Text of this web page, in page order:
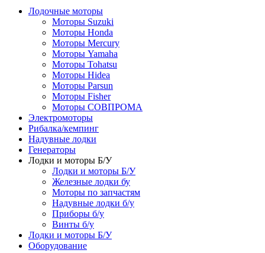
Лодочные моторы
Моторы Suzuki
Моторы Honda
Моторы Mercury
Моторы Yamaha
Моторы Tohatsu
Моторы Hidea
Моторы Parsun
Моторы Fisher
Моторы СОВПРОМА
Электромоторы
Рибалка/кемпинг
Надувные лодки
Генераторы
Лодки и моторы Б/У
Лодки и моторы Б/У
Железные лодки бу
Моторы по запчастям
Надувные лодки б/у
Приборы б/у
Винты б/у
Лодки и моторы Б/У
Оборудование